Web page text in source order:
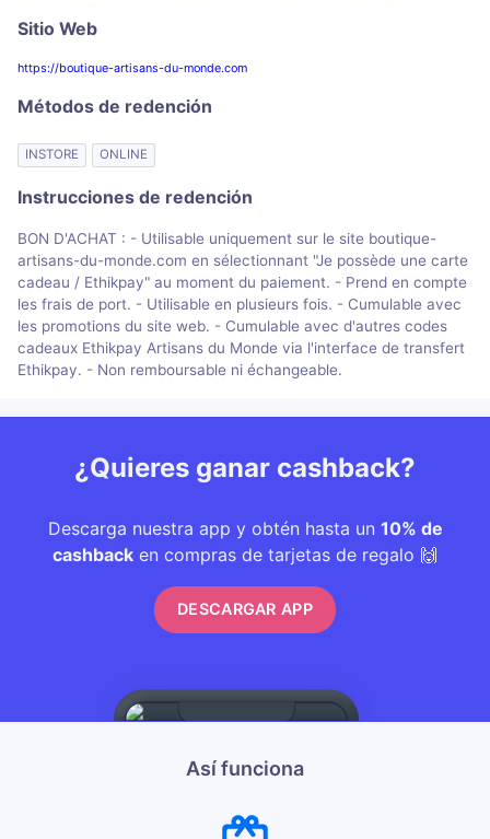
Sitio Web
https://boutique-artisans-du-monde.com
Métodos de redención
INSTORE ONLINE
Instrucciones de redención
BON D'ACHAT : - Utilisable uniquement sur le site boutique-
artisans-du-monde.com en sélectionnant "Je possède une carte
cadeau / Ethikpay" au moment du paiement. - Prend en compte
les frais de port. - Utilisable en plusieurs fois. - Cumulable avec
les promotions du site web. - Cumulable avec d'autres codes
cadeaux Ethikpay Artisans du Monde via l'interface de transfert
Ethikpay. - Non remboursable ni échangeable.
¿Quieres ganar cashback?
Descarga nuestra app y obtén hasta un 10% de
cashback en compras de tarjetas de regalo 🙌
DESCARGAR APP
Así funciona